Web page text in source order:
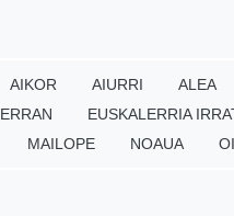
AIKOR AIURRI
ALEA
ERRAN
EUSKALERRIA
MAILOPE NOAUA